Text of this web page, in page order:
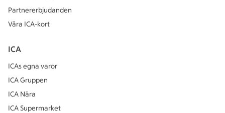
Partnererbjudanden
Våra ICA-kort
ICA
ICAs egna varor
ICA Gruppen
ICA Nära
ICA Supermarket